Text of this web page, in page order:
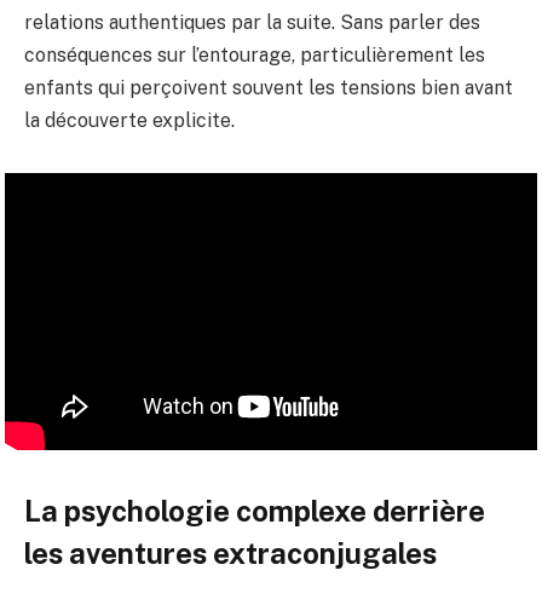
relations authentiques par la suite. Sans parler des
conséquences sur l’entourage, particulièrement les
enfants qui perçoivent souvent les tensions bien avant
la découverte explicite.
La psychologie complexe derrière
les aventures extraconjugales